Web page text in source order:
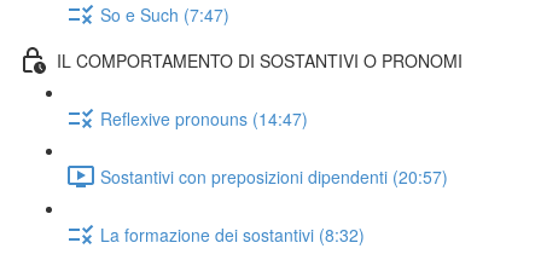
So e Such (7:47)
IL COMPORTAMENTO DI SOSTANTIVI O PRONOMI
Reflexive pronouns (14:47)
Sostantivi con preposizioni dipendenti (20:57)
La formazione dei sostantivi (8:32)